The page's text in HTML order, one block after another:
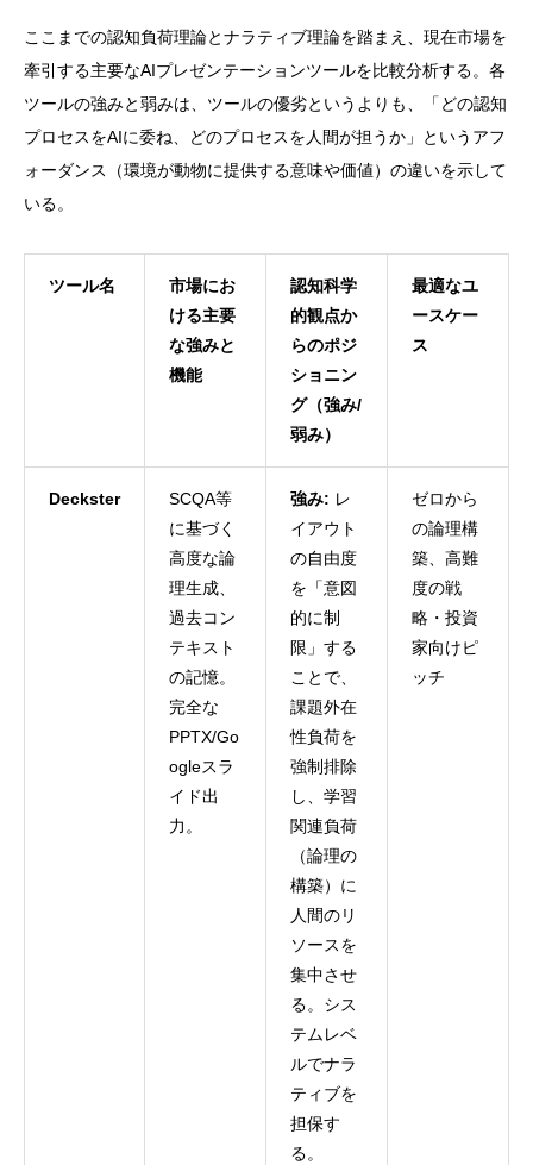
ここまでの認知負荷理論とナラティブ理論を踏まえ、現在市場を
牽引する主要なAIプレゼンテーションツールを比較分析する。各
ツールの強みと弱みは、ツールの優劣というよりも、「どの認知
プロセスをAIに委ね、どのプロセスを人間が担うか」というアフ
ォーダンス（環境が動物に提供する意味や価値）の違いを示して
いる。
ツール名
市場にお
ける主要
な強みと
機能
認知科学
的観点か
らのポジ
ショニン
グ（強み/
弱み）
最適なユ
ースケー
ス
Deckster
SCQA等
に基づく
高度な論
理生成、
過去コン
テキスト
の記憶。
完全な
PPTX/Go
ogleスラ
イド出
力。
強み: レ
イアウト
の自由度
を「意図
的に制
限」する
ことで、
課題外在
性負荷を
強制排除
し、学習
関連負荷
（論理の
構築）に
人間のリ
ソースを
集中させ
る。シス
テムレベ
ルでナラ
ティブを
担保す
る。
ゼロから
の論理構
築、高難
度の戦
略・投資
家向けピ
ッチ